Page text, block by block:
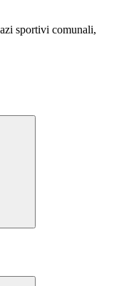
sportivi comunali,